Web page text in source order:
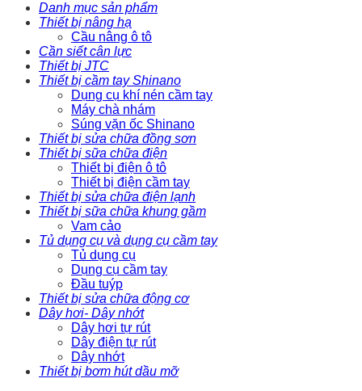
Danh mục sản phẩm
Thiết bị nâng hạ
Cầu nâng ô tô
Cần siết cân lực
Thiết bị JTC
Thiết bị cầm tay Shinano
Dụng cụ khí nén cầm tay
Máy chà nhám
Súng vặn ốc Shinano
Thiết bị sửa chữa đồng sơn
Thiết bị sữa chữa điện
Thiết bị điện ô tô
Thiết bị điện cầm tay
Thiết bị sửa chữa điện lạnh
Thiết bị sữa chữa khung gầm
Vam cảo
Tủ dụng cụ và dụng cụ cầm tay
Tủ dụng cụ
Dụng cụ cầm tay
Đầu tuýp
Thiết bị sửa chữa động cơ
Dây hơi- Dây nhớt
Dây hơi tự rút
Dây điện tự rút
Dây nhớt
Thiết bị bơm hút dầu mỡ